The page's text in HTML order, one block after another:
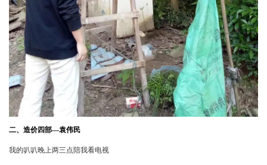
二、造价四部—袁伟民
我的叭叭晚上两三点陪我看电视